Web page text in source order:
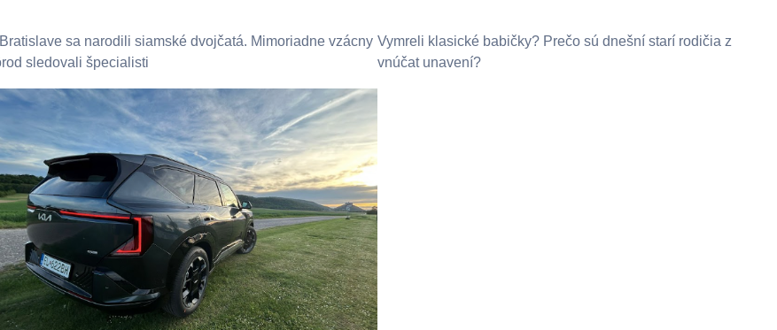
sa narodili siamské dvojčatá. Mimoriadne vzácny
sledovali špecialisti
Vymreli klasické babičky? Prečo sú dnešní starí rodičia z
vnúčat unavení?